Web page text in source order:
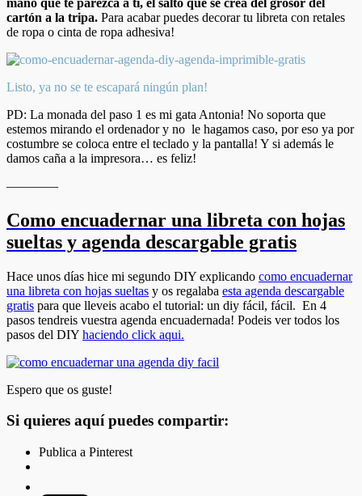
cartón a la tripa. Para acabar puedes decorar tu libreta con retales
de ropa o cinta de ropa adhesiva!
Listo, ya no se te escapará ningún plan!
PD: La monada del paso 1 es mi gata Antonia! No soporta que
estemos mirando el ordenador y no le hagamos caso, por eso ya por
costumbre se coloca entre el teclado y la pantalla! Y si además le
damos caña a la impresora… es feliz!
————
Como encuadernar una libreta con hojas
sueltas y agenda descargable gratis
Hace unos días hice mi segundo DIY explicando como encuadernar
una libreta con hojas sueltas y os regalaba esta agenda descargable
gratis para que lleveis acabo el tutorial: un diy fácil, fácil. En 4
pasos tendreis vuestra agenda encuadernada! Podeis ver todos los
pasos del DIY haciendo click aqui.
Espero que os guste!
Si quieres aquí puedes compartir:
Publica a Pinterest